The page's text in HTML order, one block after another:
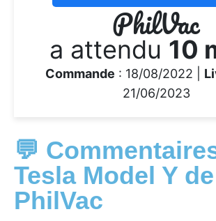
PhilVac
a attendu 10
Commande : 18/08/2022 |
21/06/2023
💬
Tesla Model Y de
PhilVac